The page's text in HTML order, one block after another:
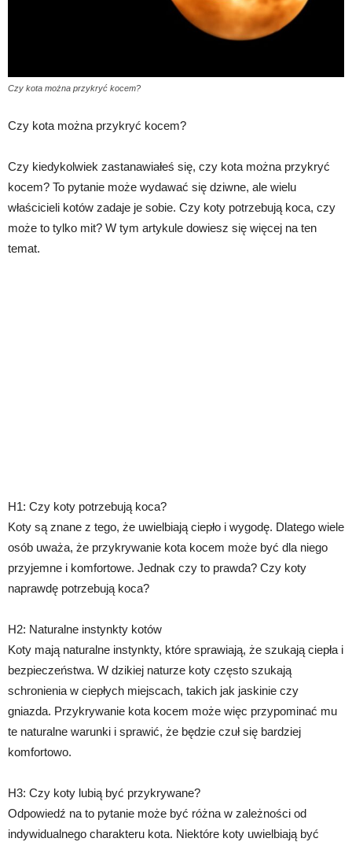
Czy kota można przykryć kocem?
Czy kota można przykryć kocem?
Czy kiedykolwiek zastanawiałeś się, czy kota można przykryć
kocem? To pytanie może wydawać się dziwne, ale wielu
właścicieli kotów zadaje je sobie. Czy koty potrzebują koca, czy
może to tylko mit? W tym artykule dowiesz się więcej na ten
temat.
H1: Czy koty potrzebują koca?
Koty są znane z tego, że uwielbiają ciepło i wygodę. Dlatego wiele
osób uważa, że przykrywanie kota kocem może być dla niego
przyjemne i komfortowe. Jednak czy to prawda? Czy koty
naprawdę potrzebują koca?
H2: Naturalne instynkty kotów
Koty mają naturalne instynkty, które sprawiają, że szukają ciepła i
bezpieczeństwa. W dzikiej naturze koty często szukają
schronienia w ciepłych miejscach, takich jak jaskinie czy
gniazda. Przykrywanie kota kocem może więc przypominać mu
te naturalne warunki i sprawić, że będzie czuł się bardziej
komfortowo.
H3: Czy koty lubią być przykrywane?
Odpowiedź na to pytanie może być różna w zależności od
indywidualnego charakteru kota. Niektóre koty uwielbiają być